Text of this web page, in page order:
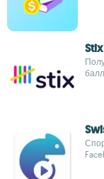
Stix